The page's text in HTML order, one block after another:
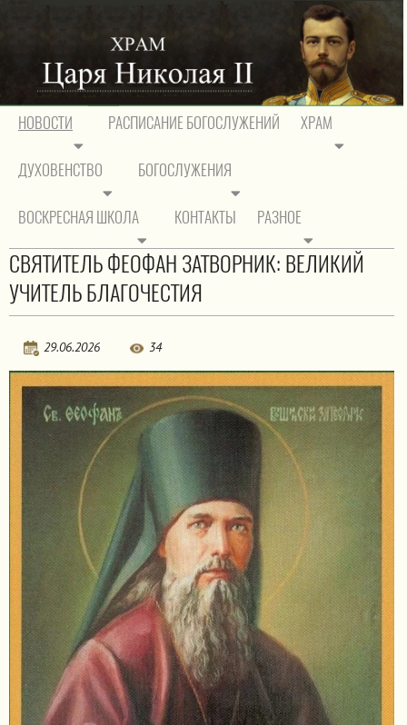
НОВОСТИ РАСПИСАНИЕ БОГОСЛУЖЕНИЙ ХРАМ
ДУХОВЕНСТВО БОГОСЛУЖЕНИЯ
ВОСКРЕСНАЯ ШКОЛА КОНТАКТЫ РАЗНОЕ
Новости Новости прихода
Новости
СВЯТИТЕЛЬ ФЕОФАН ЗАТВОРНИК: ВЕЛИКИЙ
УЧИТЕЛЬ БЛАГОЧЕСТИЯ
29.06.2026 34